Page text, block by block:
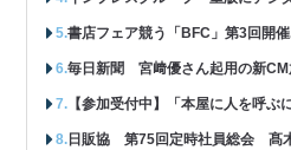
書店フェア競う「BFC」第3回開
毎日新聞 宮﨑優さん起用の新CM
【参加受付中】「本屋に人を呼ぶ
日販協 第75回定時社員総会 髙